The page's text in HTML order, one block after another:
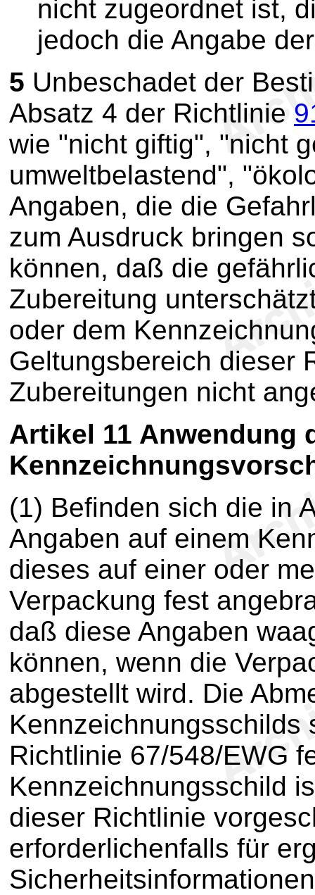
nicht zugeordnet ist,
jedoch die Angabe
5 Unbeschadet der
Absatz 4 der Richtlinie
wie "nicht giftig", "nicht
umweltbelastend",
Angaben, die die
zum Ausdruck bringen
können, daß die
Zubereitung
oder dem
Geltungsbereich dieser
Zubereitungen nicht
Artikel 11 Anwendung
(1) Befinden sich die in
Angaben auf einem
dieses auf einer oder
Verpackung fest
daß diese Angaben
können, wenn die
abgestellt wird. Die
Richtlinie 67/548/EWG
Kennzeichnungsschild
dieser Richtlinie
erforderlichenfalls für